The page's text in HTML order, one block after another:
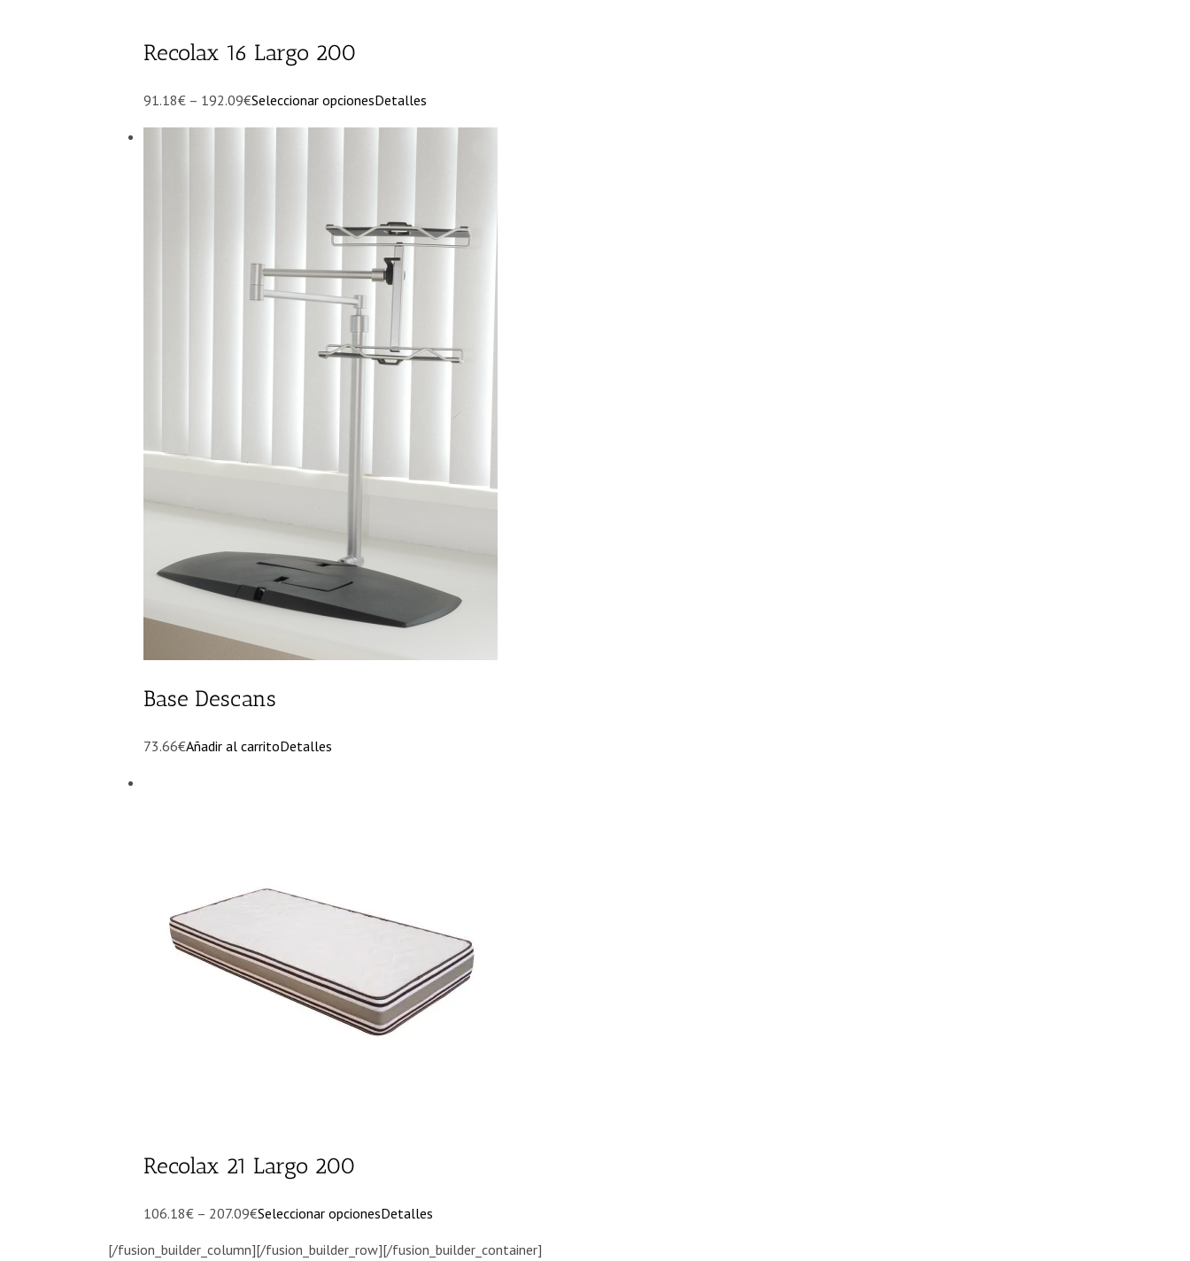
Recolax 16 Largo 200
91.18€ – 192.09€Seleccionar opcionesDetalles
Base Descans
73.66€Añadir al carritoDetalles
Recolax 21 Largo 200
106.18€ – 207.09€Seleccionar opcionesDetalles
[/fusion_builder_column][/fusion_builder_row][/fusion_builder_container]